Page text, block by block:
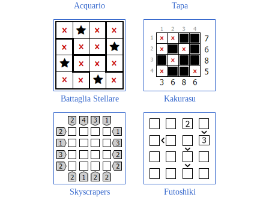
Acquario Tapa
Battaglia Stellare Kakurasu
Skyscrapers Futoshiki